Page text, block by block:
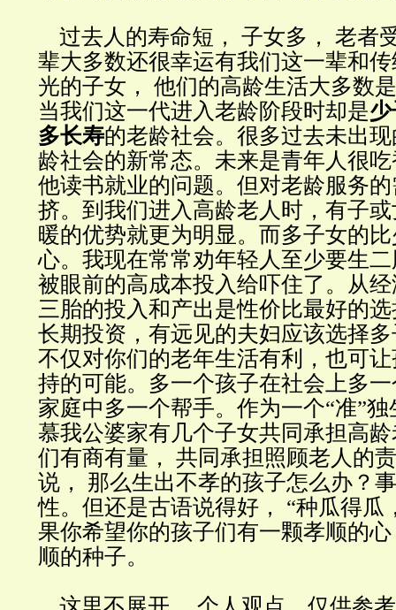
过去人的寿命短， 子女多， 老者
辈大多数还很幸运有我们这一辈和
光的子女， 他们的高龄生活大多数
当我们这一代进入老龄阶段时却是
多长寿的老龄社会。很多过去未出
龄社会的新常态。未来是青年人很
他读书就业的问题。但对老龄服务
挤。到我们进入高龄老人时，有子
暖的优势就更为明显。而多子女的
心。我现在常常劝年轻人至少要生
被眼前的高成本投入给吓住了。从
三胎的投入和产出是性价比最好的
长期投资，有远见的夫妇应该选择
不仅对你们的老年生活有利，也可
持的可能。多一个孩子在社会上多
家庭中多一个帮手。作为一个“准”
慕我公婆家有几个子女共同承担高
们有商有量， 共同承担照顾老人的
说， 那么生出不孝的孩子怎么办？
性。但还是古语说得好， “种瓜得瓜
果你希望你的孩子们有一颗孝顺的
顺的种子。